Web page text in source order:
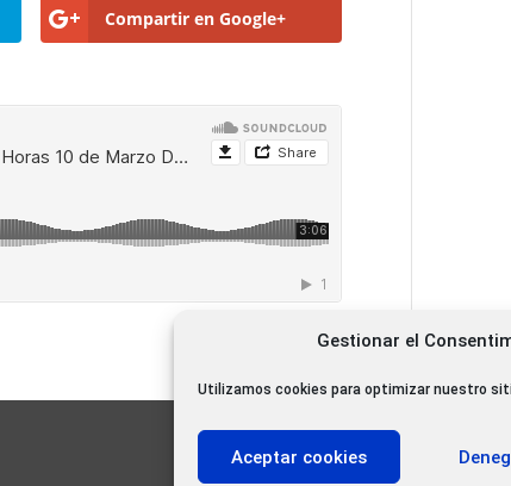
Gestionar el
Utilizamos cookies para optimizar nuestro
Aceptar cookies
Compartir en Google+
11.000 oyentes diarios
11.000 Gracias